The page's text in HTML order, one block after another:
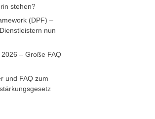
stehen?
(DPF) –
nun
– Große FAQ
und FAQ zum